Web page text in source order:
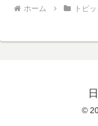
ホーム トピ
©